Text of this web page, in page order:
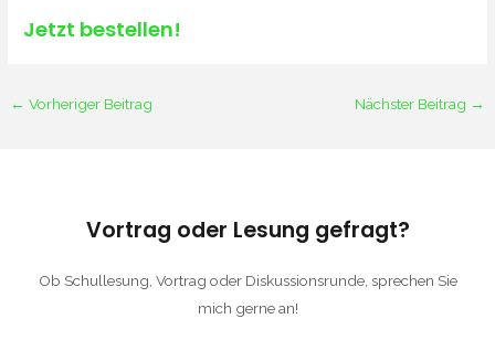
Jetzt bestellen!
← Vorheriger Beitrag Nächster Beitrag →
Vortrag oder Lesung gefragt?
Ob Schullesung, Vortrag oder Diskussionsrunde, sprechen Sie
mich gerne an!